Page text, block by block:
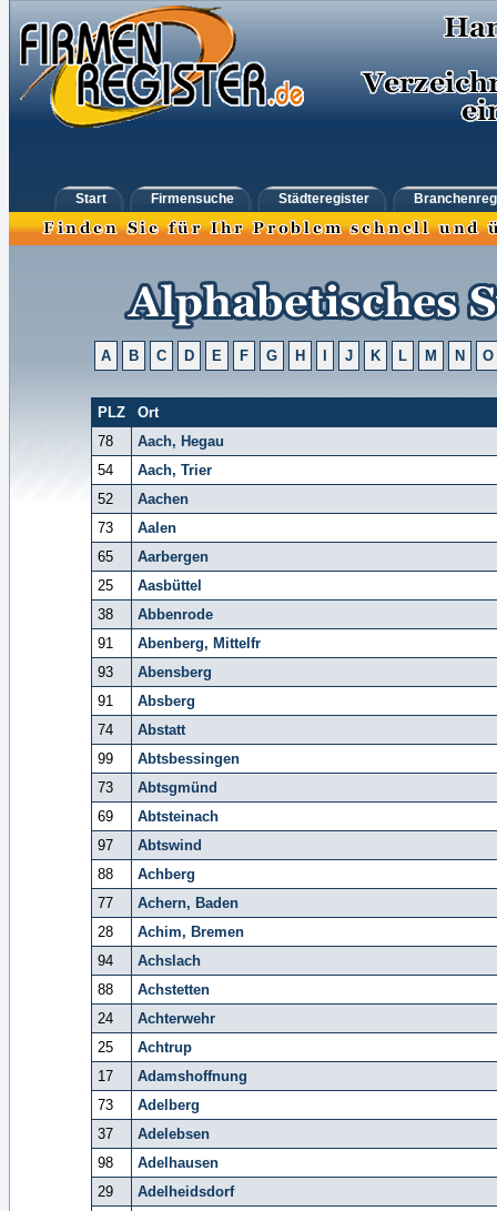
Start Firmensuche Städteregister
A B C D E F G H J K L M N O
PLZ
Ort
78
Aach, Hegau
54
Aach, Trier
52
Aachen
73
Aalen
65
Aarbergen
25
Aasbüttel
38
Abbenrode
91
Abenberg, Mittelfr
93
Abensberg
91
Absberg
74
Abstatt
99
Abtsbessingen
73
Abtsgmünd
69
Abtsteinach
97
Abtswind
88
Achberg
77
Achern, Baden
28
Achim, Bremen
94
Achslach
88
Achstetten
24
Achterwehr
25
Achtrup
17
Adamshoffnung
73
Adelberg
37
Adelebsen
98
Adelhausen
29
Adelheidsdorf